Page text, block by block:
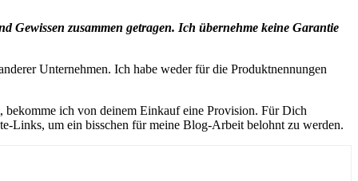
Gewissen zusammen getragen. Ich übernehme keine Garantie
Unternehmen. Ich habe weder für die Produktnennungen
ich von deinem Einkauf eine Provision. Für Dich
Links, um ein bisschen für meine Blog-Arbeit belohnt zu werden.